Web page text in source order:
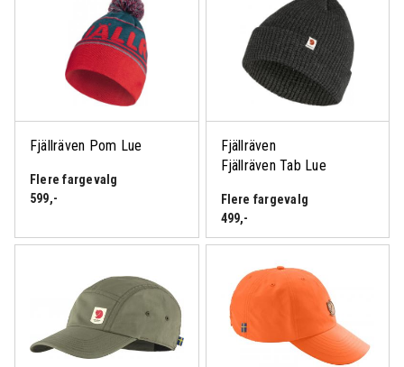
Fjällräven Pom Lue
Flere fargevalg
599,-
Fjällräven
Fjällräven Tab Lue
Flere fargevalg
499,-